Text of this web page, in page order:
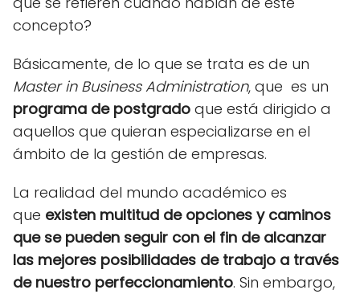
concepto?
Básicamente, de lo que se trata es de un
Master in Business Administration, que es un
programa de postgrado que está dirigido a
aquellos que quieran especializarse en el
ámbito de la gestión de empresas.
La realidad del mundo académico es
que existen multitud de opciones y caminos
que se pueden seguir con el fin de alcanzar
las mejores posibilidades de trabajo a través
de nuestro perfeccionamiento. Sin embargo,